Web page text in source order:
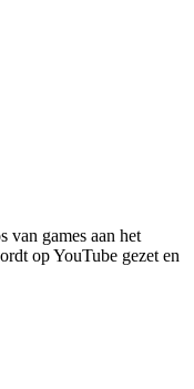
van games aan het
op YouTube gezet en